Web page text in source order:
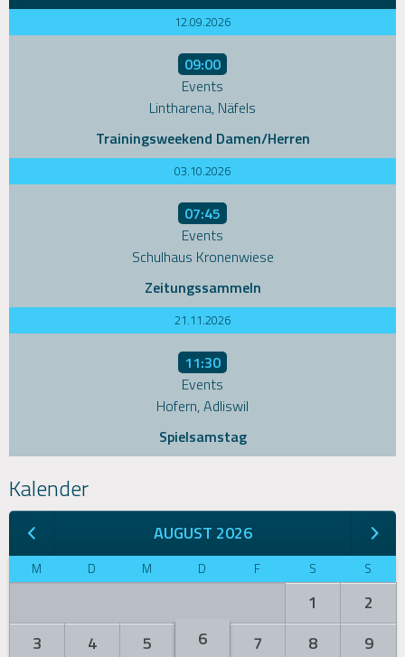
12.09.2026
09:00
Events
Lintharena, Näfels
Trainingsweekend Damen/Herren
03.10.2026
07:45
Events
Schulhaus Kronenwiese
Zeitungssammeln
21.11.2026
11:30
Events
Hofern, Adliswil
Spielsamstag
Kalender
AUGUST 2026
M D M D F S S
1
2
3
4 5 6 7 8
9